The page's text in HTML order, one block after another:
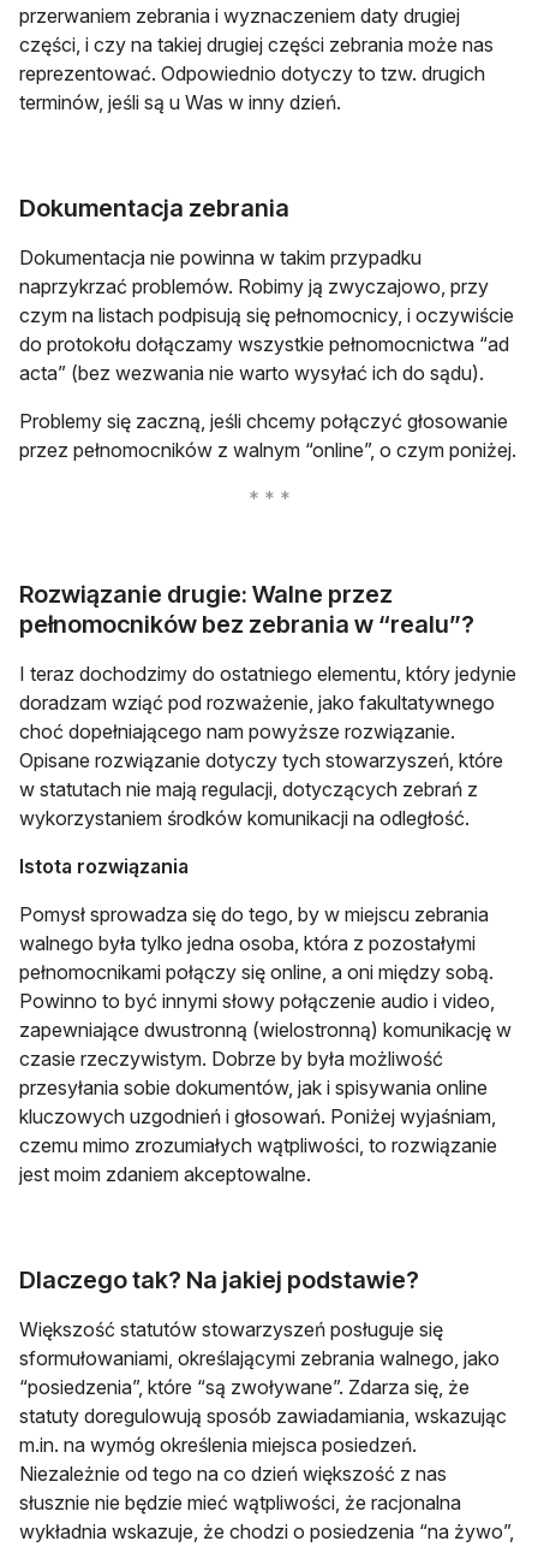
przerwaniem zebrania i wyznaczeniem daty drugiej
części, i czy na takiej drugiej części zebrania może nas
reprezentować. Odpowiednio dotyczy to tzw. drugich
terminów, jeśli są u Was w inny dzień.
Dokumentacja zebrania
Dokumentacja nie powinna w takim przypadku
naprzykrzać problemów. Robimy ją zwyczajowo, przy
czym na listach podpisują się pełnomocnicy, i oczywiście
do protokołu dołączamy wszystkie pełnomocnictwa “ad
acta” (bez wezwania nie warto wysyłać ich do sądu).
Problemy się zaczną, jeśli chcemy połączyć głosowanie
przez pełnomocników z walnym “online”, o czym poniżej.
Rozwiązanie drugie: Walne przez
pełnomocników bez zebrania w “realu”?
I teraz dochodzimy do ostatniego elementu, który jedynie
doradzam wziąć pod rozważenie, jako fakultatywnego
choć dopełniającego nam powyższe rozwiązanie.
Opisane rozwiązanie dotyczy tych stowarzyszeń, które
w statutach nie mają regulacji, dotyczących zebrań z
wykorzystaniem środków komunikacji na odległość.
Istota rozwiązania
Pomysł sprowadza się do tego, by w miejscu zebrania
walnego była tylko jedna osoba, która z pozostałymi
pełnomocnikami połączy się online, a oni między sobą.
Powinno to być innymi słowy połączenie audio i video,
zapewniające dwustronną (wielostronną) komunikację w
czasie rzeczywistym. Dobrze by była możliwość
przesyłania sobie dokumentów, jak i spisywania online
kluczowych uzgodnień i głosowań. Poniżej wyjaśniam,
czemu mimo zrozumiałych wątpliwości, to rozwiązanie
jest moim zdaniem akceptowalne.
Dlaczego tak? Na jakiej podstawie?
Większość statutów stowarzyszeń posługuje się
sformułowaniami, określającymi zebrania walnego, jako
“posiedzenia”, które “są zwoływane”. Zdarza się, że
statuty doregulowują sposób zawiadamiania, wskazując
m.in. na wymóg określenia miejsca posiedzeń.
Niezależnie od tego na co dzień większość z nas
słusznie nie będzie mieć wątpliwości, że racjonalna
wykładnia wskazuje, że chodzi o posiedzenia “na żywo”,